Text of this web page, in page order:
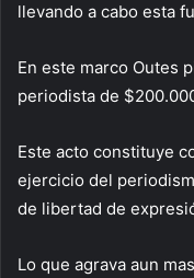
llevando a cabo esta
En este marco Outes
periodista de
Este acto constituye
ejercicio del
de libertad de
Lo que agrava aun